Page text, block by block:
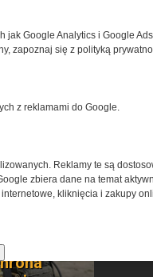
jak Google Analytics i Google
zapoznaj się z polityką
z reklamami do Google.
Reklamy te są
zbiera dane na temat
kliknięcia i zakupy